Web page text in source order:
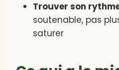
Trouver son
soutenable, pas
saturer